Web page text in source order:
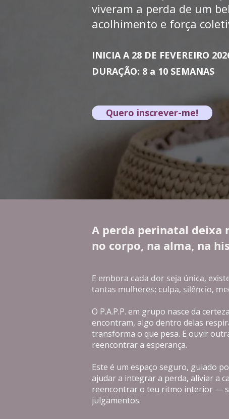
viveram a perda de um
acolhimento e força
INICIA A 28 DE FEVEREIRO
DURAÇÃO: 8 a 10 SEMANAS
Quero inscrever-me!
A perda perinatal deixa
no corpo, na alma, na
E embora cada dor seja única,
tantas mulheres: culpa, silêncio,
O P.A.P.P. em grupo nasce da
encontram, algo dentro delas
transforma o que pesa. E ouvir
reencontrar a esperança.
Este é um espaço seguro, guiado
ajudar a integrar a perda, aliviar a
reencontrar o teu ritmo interior —
julgamentos.